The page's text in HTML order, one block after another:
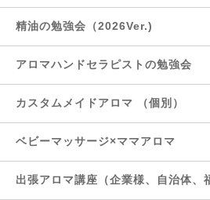
精油の勉強会（2026Ver.)
アロマハンドセラピストの勉強会
カスタムメイドアロマ （個別）
ベビーマッサージ×ママアロマ
出張アロマ講座（企業様、自治体、